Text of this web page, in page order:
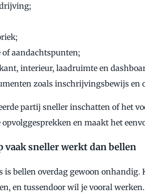
of aandachtspunten;
interieur, laadruimte en
zoals inschrijvingsbewijs en
partij sneller inschatten of het
opvolggesprekken en maakt het
vaak sneller werkt dan bellen
is bellen overdag gewoon
en tussendoor wil je vooral